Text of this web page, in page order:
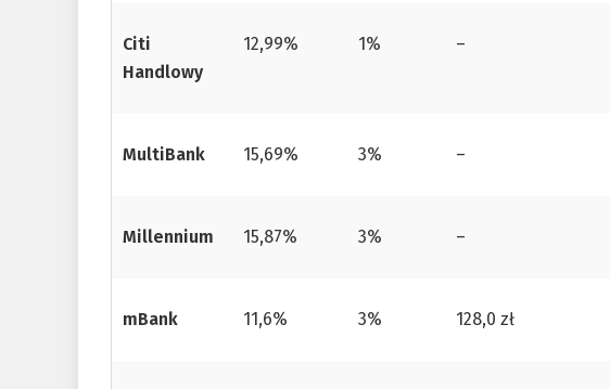
Citi
Handlowy
12,99% 1% –
MultiBank 15,69% 3% –
Millennium 15,87% 3% –
mBank 11,6% 3% 128,0 zł